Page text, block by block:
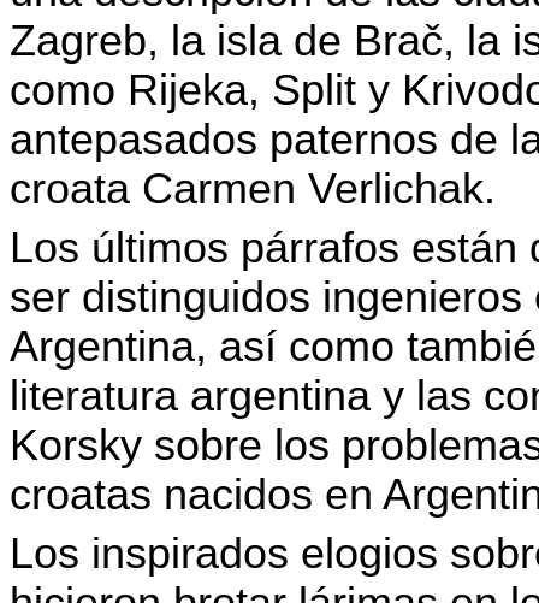
Zagreb, la isla de Brač, la
como Rijeka, Split y
antepasados paternos de
croata Carmen Verlichak.
Los últimos párrafos
ser distinguidos
Argentina, así como
literatura argentina y las
Korsky sobre los
croatas nacidos en
Los inspirados elogios